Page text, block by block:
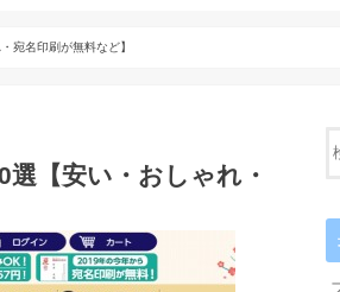
宛名印刷が無料など】
【安い・おしゃれ・